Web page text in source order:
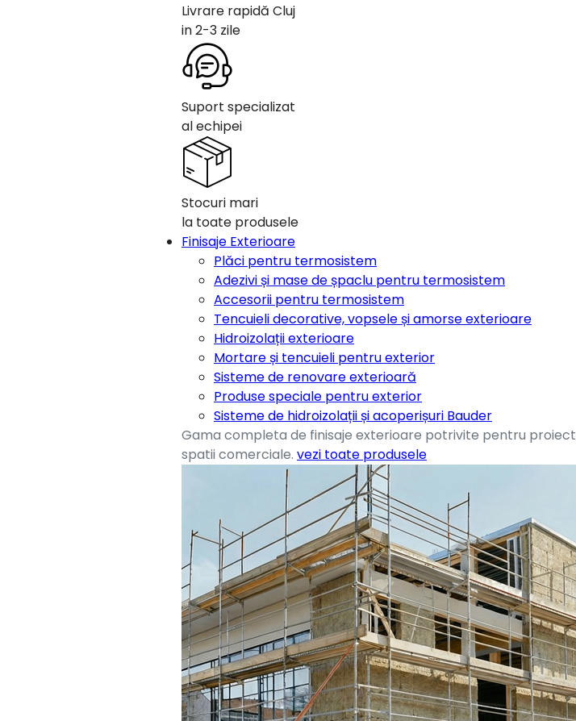
Livrare rapidă Cluj
in 2-3 zile
Suport specializat
al echipei
Stocuri mari
la toate produsele
Finisaje Exterioare
Plăci pentru termosistem
Adezivi și mase de șpaclu pentru termosistem
Accesorii pentru termosistem
Tencuieli decorative, vopsele și amorse exterioare
Hidroizolații exterioare
Mortare și tencuieli pentru exterior
Sisteme de renovare exterioară
Produse speciale pentru exterior
Sisteme de hidroizolații și acoperișuri Bauder
Gama completa de finisaje exterioare potrivite pentru
spatii comerciale. vezi toate produsele